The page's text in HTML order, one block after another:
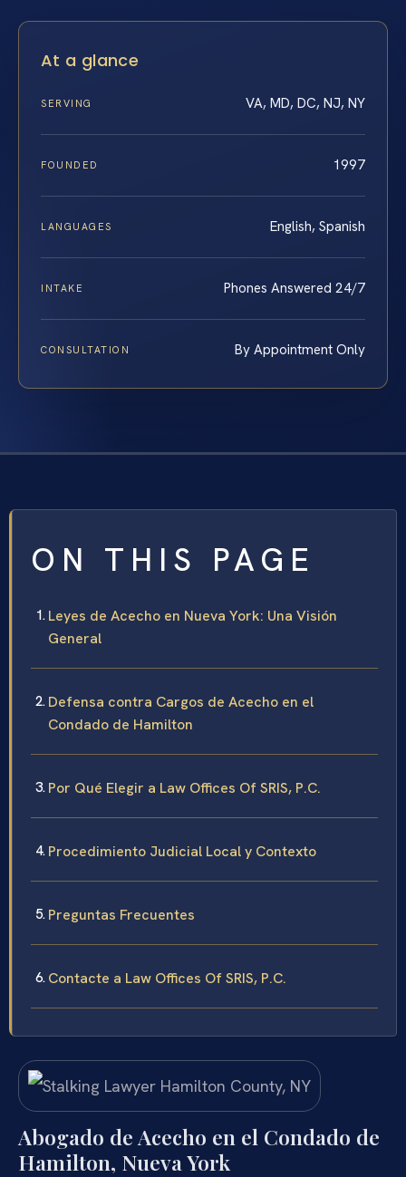
At a glance
SERVING VA, MD, DC, NJ, NY
FOUNDED 1997
LANGUAGES English, Spanish
INTAKE Phones Answered 24/7
CONSULTATION By Appointment Only
ON THIS PAGE
Leyes de Acecho en Nueva York: Una Visión
General
Defensa contra Cargos de Acecho en el
Condado de Hamilton
Por Qué Elegir a Law Offices Of SRIS, P.C.
Procedimiento Judicial Local y Contexto
Preguntas Frecuentes
Contacte a Law Offices Of SRIS, P.C.
Abogado de Acecho en el Condado de
Hamilton, Nueva York